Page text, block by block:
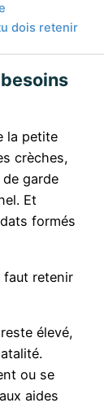
dois retenir
la petite
crèches,
garde
Et
formés
faut retenir
élevé,
ou se
aides